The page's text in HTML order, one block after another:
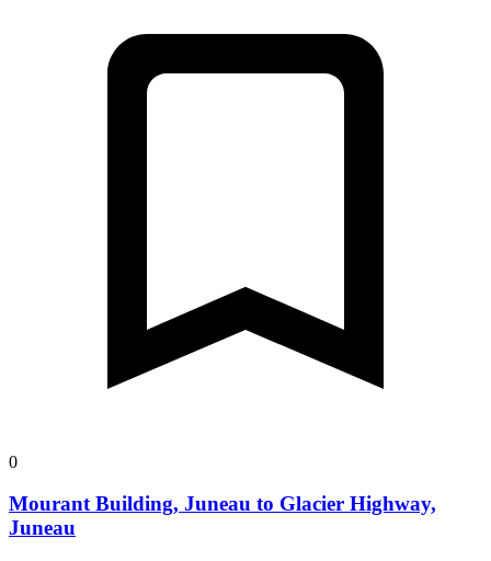
0
Mourant Building, Juneau to Glacier Highway,
Juneau